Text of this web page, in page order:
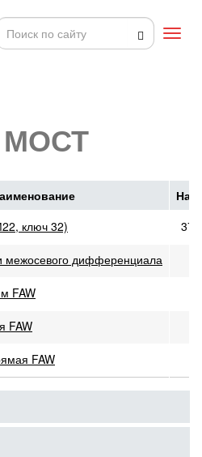
ключ 32)
межосевого дифференциала
FAW
FAW
FAW